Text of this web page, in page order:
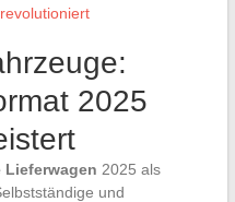
2025
Lieferwagen 2025 als
und